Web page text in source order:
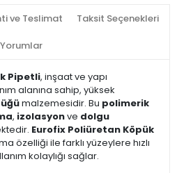
ve Teslimat Taksit Seçenekleri
Yorumlar
Pipetli, inşaat ve yapı
alanına sahip, yüksek
malzemesidir. Bu polimerik
, izolasyonve dolgu
Eurofix Poliüretan Köpük
özelliği ile farklı yüzeylere hızlı
kolaylığı sağlar.